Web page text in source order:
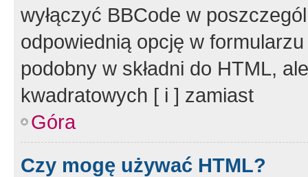
wyłączyć BBCode w
odpowiednią opcję w
podobny w składni do HTML,
kwadratowych [ i ] zamiast
Góra
Czy mogę używać HTML?